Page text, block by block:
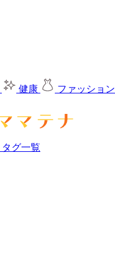
健康 ファッション
タグ一覧